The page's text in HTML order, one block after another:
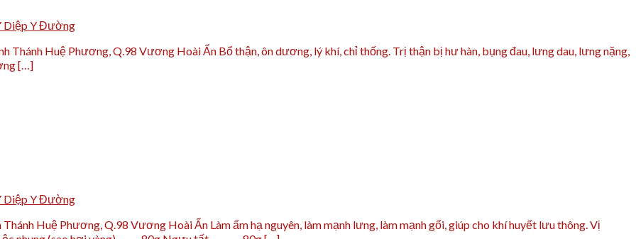
Diệp Y Đường
Huệ Phương, Q.98 Vương Hoài Ẩn Bổ thận, ôn dương, lý khí, chỉ thống. Trị thận bị hư hàn, bụng đau, lưng dau, lưng nặng,
[…]
Diệp Y Đường
Huệ Phương, Q.98 Vương Hoài Ẩn Làm ấm hạ nguyên, làm mạnh lưng, làm mạnh gối, giúp cho khí huyết lưu thông. Vị